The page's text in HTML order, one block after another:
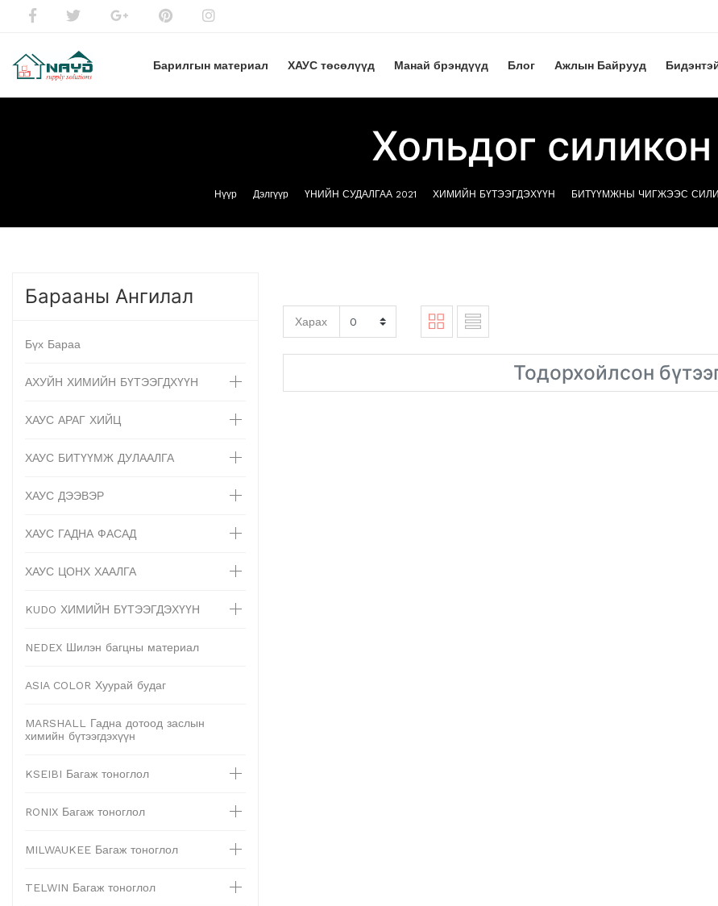
Барилгын материал ХАУС төсөлүүд Манай брэндүүд Блог Ажлын Байрууд
Хольдог силикон
Нүүр Дэлгүүр ҮНИЙН СУДАЛГАА 2021 ХИМИЙН БҮТЭЭГДЭХҮҮН БИТҮҮМЖНЫ ЧИГЖЭЭС
Барааны Ангилал
Бүх Бараа
АХУЙН ХИМИЙН БҮТЭЭГДХҮҮН
ХАУС АРАГ ХИЙЦ
ХАУС БИТҮҮМЖ ДУЛААЛГА
ХАУС ДЭЭВЭР
ХАУС ГАДНА ФАСАД
ХАУС ЦОНХ ХААЛГА
KUDO ХИМИЙН БҮТЭЭГДЭХҮҮН
NEDEX Шилэн багцны материал
ASIA COLOR Хуурай будаг
MARSHALL Гадна дотоод заслын
химийн бүтээгдэхүүн
KSEIBI Багаж тоноглол
RONIX Багаж тоноглол
MILWAUKEE Багаж тоноглол
TELWIN Багаж тоноглол
Харах
Тодорхойлсон